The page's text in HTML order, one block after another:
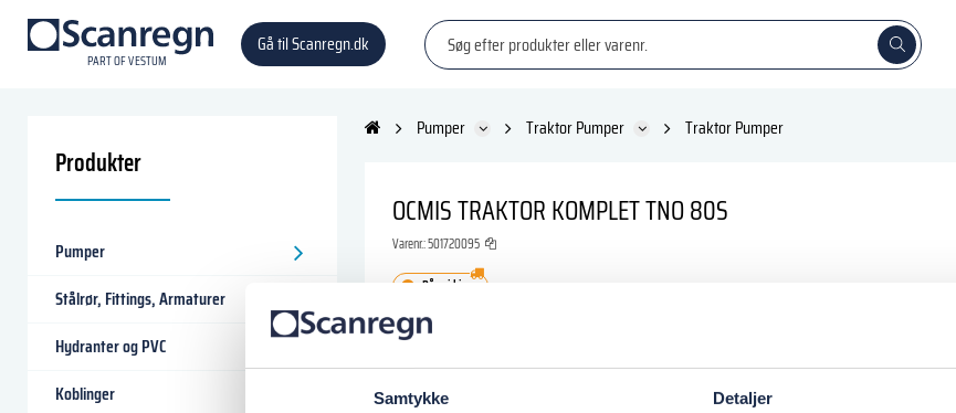
Samtykke Detaljer
PARTOF VESTUM
Gå til Scanregn.dk
Produkter
Pumper
Stålrør, Fittings, Armaturer
Hydranter og PVC
Koblinger
Pumper Traktor Pumper Traktor Pumper
OCMIS TRAKTOR KOMPLET TNO 80S
Varenr.:501720095
På vej hjem
41.500,00 DKK